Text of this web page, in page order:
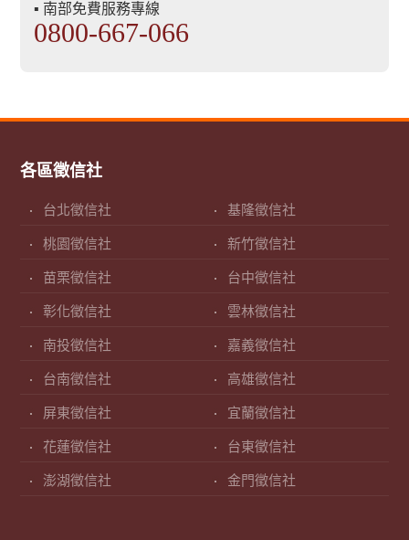
▪ 南部免費服務專線
0800-667-066
各區徵信社
台北徵信社 基隆徵信社
桃園徵信社 新竹徵信社
苗栗徵信社 台中徵信社
彰化徵信社 雲林徵信社
南投徵信社 嘉義徵信社
台南徵信社 高雄徵信社
屏東徵信社 宜蘭徵信社
花蓮徵信社 台東徵信社
澎湖徵信社 金門徵信社